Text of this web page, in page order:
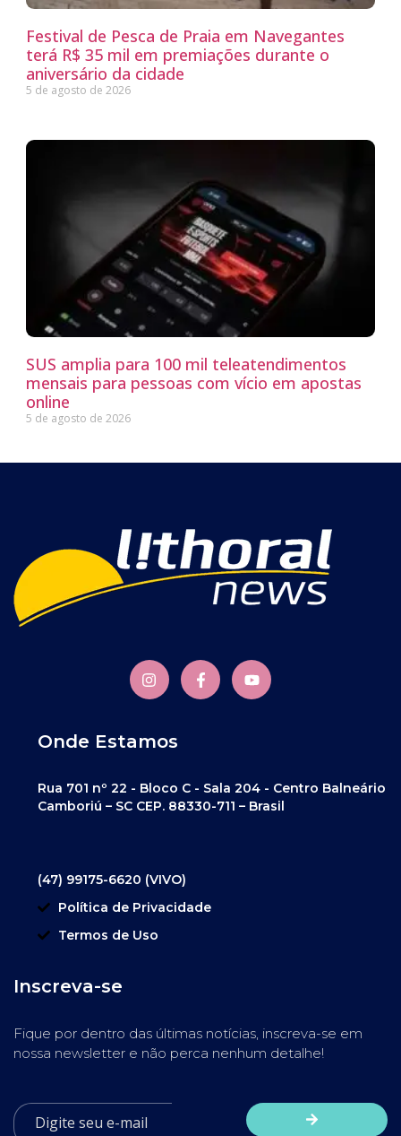
Festival de Pesca de Praia em Navegantes
terá R$ 35 mil em premiações durante o
aniversário da cidade
5 de agosto de 2026
SUS amplia para 100 mil teleatendimentos
mensais para pessoas com vício em apostas
online
5 de agosto de 2026
Onde Estamos
Rua 701 nº 22 - Bloco C - Sala 204 - Centro Balneário
Camboriú – SC CEP. 88330-711 – Brasil
(47) 99175-6620 (VIVO)
Política de Privacidade
Termos de Uso
Inscreva-se
Fique por dentro das últimas notícias, inscreva-se em
nossa newsletter e não perca nenhum detalhe!